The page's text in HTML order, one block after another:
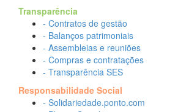
Transparência
- Contratos de gestão
- Balanços patrimoniais
- Assembleias e reuniões
- Compras e contratações
- Transparência SES
Responsabilidade Social
- Solidariedade.ponto.com